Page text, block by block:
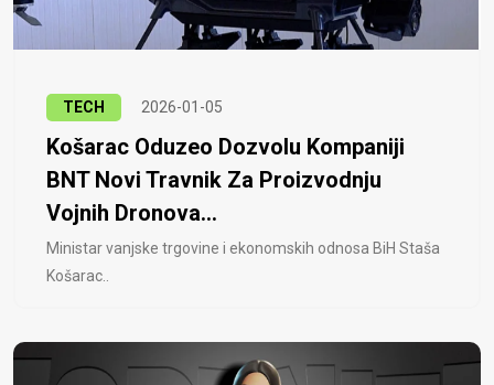
TECH 2026-01-05
Košarac Oduzeo Dozvolu Kompaniji
BNT Novi Travnik Za Proizvodnju
Vojnih Dronova...
Ministar vanjske trgovine i ekonomskih odnosa BiH Staša
Košarac..